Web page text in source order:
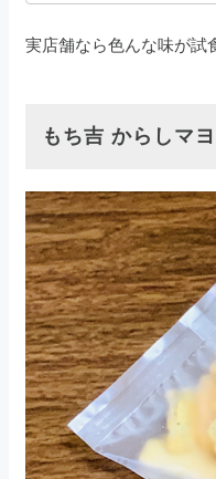
実店舗なら色んな味が試
もち吉 からしマ